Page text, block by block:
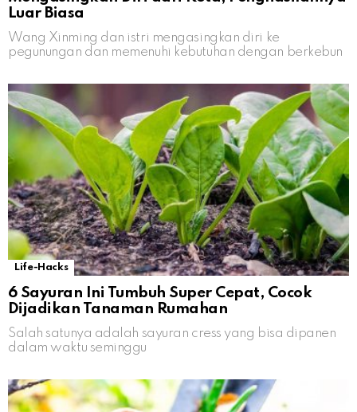
Luar Biasa
Wang Xinming dan istri mengasingkan diri ke
pegunungan dan memenuhi kebutuhan dengan berkebun
Life-Hacks
6 Sayuran Ini Tumbuh Super Cepat, Cocok
Dijadikan Tanaman Rumahan
Salah satunya adalah sayuran cress yang bisa dipanen
dalam waktu seminggu